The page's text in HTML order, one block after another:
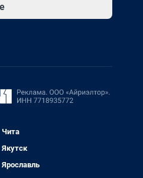
Чита
Якутск
Ярославль